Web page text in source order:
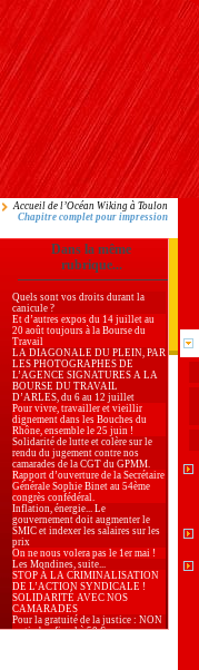
Accueil de l’Océan Wiking à Toulon
Chapitre complet pour impression
Dans la même
rubrique...
Quels sont vos droits durant la
canicule ?
Et d’autres expos du 14 juillet au
20 août toujours à la Bourse du
Travail
LA DIAGONALE DU PLEIN, PAR
LES PHOTOGRAPHES DE
L’AGENCE SIGNATURES A LA
BOURSE DU TRAVAIL
D’ARLES, du 6 au 12 juillet
Pour vivre, travailler et vieillir
dignement dans les Bouches du
Rhône, ensemble le 25 juin !
Solidarité de lutte et colère sur le
rendu du jugement contre nos
camarades de la CGT du GPMM.
Rapport d’ouverture de la Secrétaire
Générale Sophie Binet au 54ème
congrès confédéral.
Inflation, énergie... Le
gouvernement doit augmenter le
SMIC et indexer les salaires sur les
prix
On ne nous volera pas le 1er mai !
Les Mondines, suite...
STOP À LA CRIMINALISATION
DE L’ACTION SYNDICALE !
SOLIDARITÉ AVEC NOS
CAMARADES
Pour la gratuité de la justice : NON
au timbre fiscal à 50 €